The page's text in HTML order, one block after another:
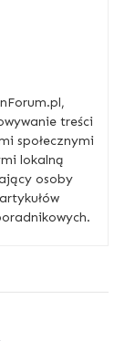
treści
społecznymi
lokalną
osoby